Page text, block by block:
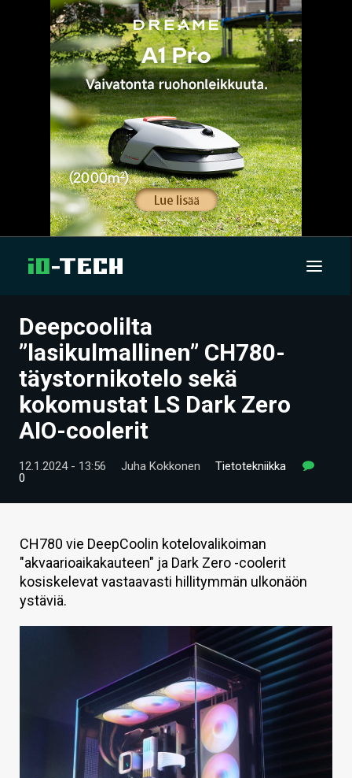
UUTISET
ARTIKKELIT
VIDEOT
TECHBBS
TIETOA
HINTA.FI
KAUPPA
VAIHDA TEEMA
Deepcoolilta
”lasikulmallinen” CH780-
täystornikotelo sekä
kokomustat LS Dark Zero
AIO-coolerit
12.1.2024 - 13:56 Juha Kokkonen
Tietotekniikka
0
CH780 vie DeepCoolin kotelovalikoiman
"akvaarioaikakauteen" ja Dark Zero -coolerit
kosiskelevat vastaavasti hillitymmän ulkonäön
ystäviä.